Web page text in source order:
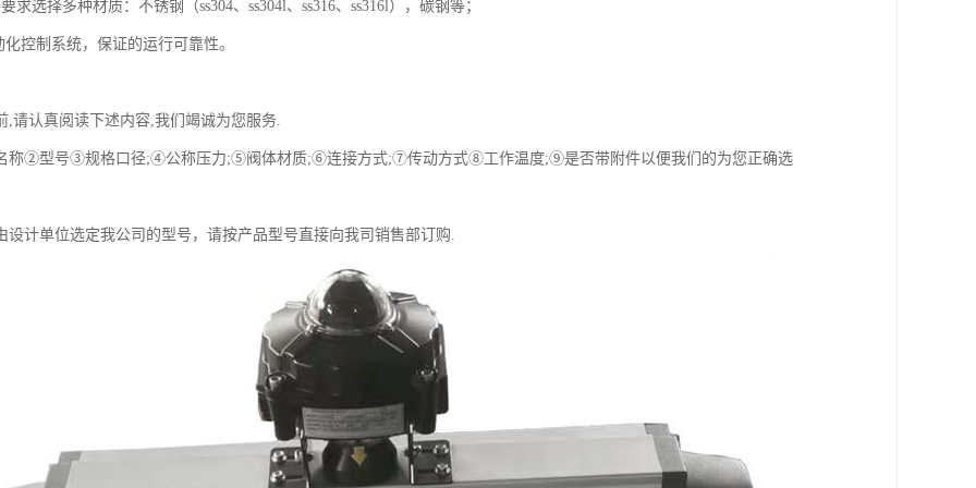
求选择多种材质：不锈钢（ss304、ss304l、ss316、ss316l），碳钢等；
控制系统，保证的运行可靠性。
,请认真阅读下述内容,我们竭诚为您服务.
称②型号③规格口径;④公称压力;⑤阀体材质;⑥连接方式;⑦传动方式⑧工作温度;⑨是否带附件以便我们的为您正确选
设计单位选定我公司的型号，请按产品型号直接向我司销售部订购.